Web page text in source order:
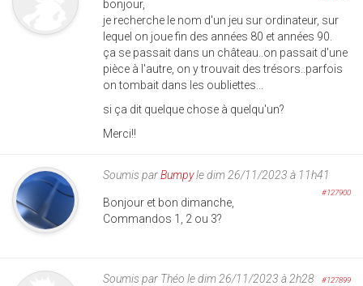
bonjour,
je recherche le nom d'un jeu sur ordinateur, sur
lequel on joue fin des années 80 et années 90.
ça se passait dans un château..on passait d'une
pièce à l'autre, on y trouvait des trésors..parfois
on tombait dans les oubliettes...
si ça dit quelque chose à quelqu'un?
Merci!!
Soumis parBumpyle dim 26/11/2023 à 11h41
#127900
Bonjour et bon dimanche,
Commandos 1, 2 ou 3?
Soumis par Théo le dim 26/11/2023 à 2h28 #127899